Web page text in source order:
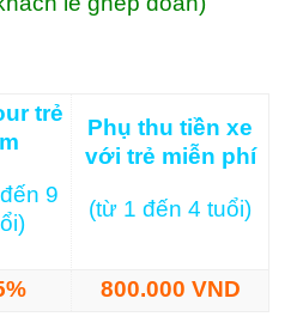
trẻ
9
Phụ thu tiền xe
với trẻ miễn phí
(từ 1 đến 4 tuổi)
800.000 VND